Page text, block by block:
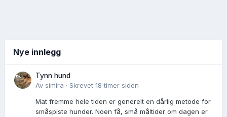
Nye innlegg
Tynn hund
Av simira · Skrevet 18 timer siden
Mat fremme hele tiden er generelt en dårlig metode for
småspiste hunder. Noen få, små måltider om dagen er